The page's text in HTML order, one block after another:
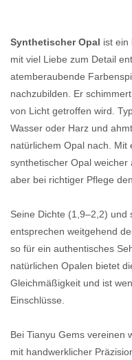
Synthetischer Opal ist ein
mit viel Liebe zum Detail
atemberaubende
nachzubilden. Er
von Licht getroffen wird.
Wasser oder Harz und
natürlichem Opal nach.
synthetischer Opal weicher
aber bei richtiger Pflege
Seine Dichte (1,9–2,2) und
entsprechen weitgehend
so für ein authentisches
natürlichen Opalen bietet
Gleichmäßigkeit und ist
Einschlüsse.
Bei Tianyu Gems vereinen
mit handwerklicher